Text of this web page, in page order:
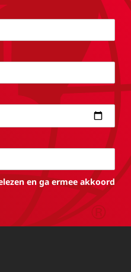
en ga ermee akkoord